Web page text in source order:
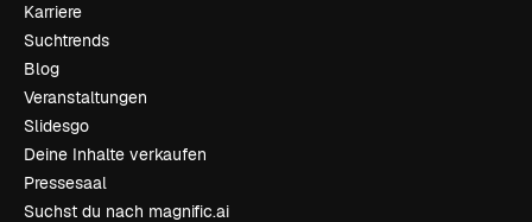
Karriere
Suchtrends
Blog
Veranstaltungen
Slidesgo
Deine Inhalte verkaufen
Pressesaal
Suchst du nach magnific.ai